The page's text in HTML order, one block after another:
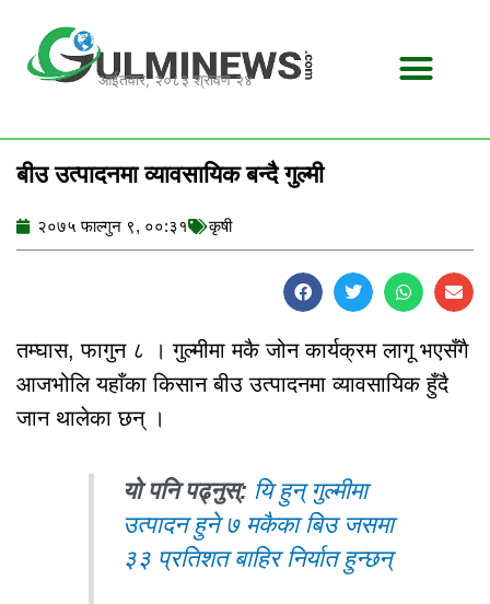
content
आईतवार, २०८३ श्रावण २४
बीउ उत्पादनमा व्यावसायिक बन्दै गुल्मी
२०७५ फाल्गुन ९, ००:३१ कृषी
तम्घास, फागुन ८ । गुल्मीमा मकै जोन कार्यक्रम लागू भएसँगै
आजभोलि यहाँका किसान बीउ उत्पादनमा व्यावसायिक हुँदै
जान थालेका छन् ।
यो पनि पढ्नुस्: यि हुन् गुल्मीमा
उत्पादन हुने ७ मकैका बिउ जसमा
३३ प्रतिशत बाहिर निर्यात हुन्छन्